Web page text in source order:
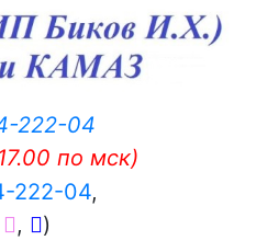
222-04
по мск)
222-04,
, )